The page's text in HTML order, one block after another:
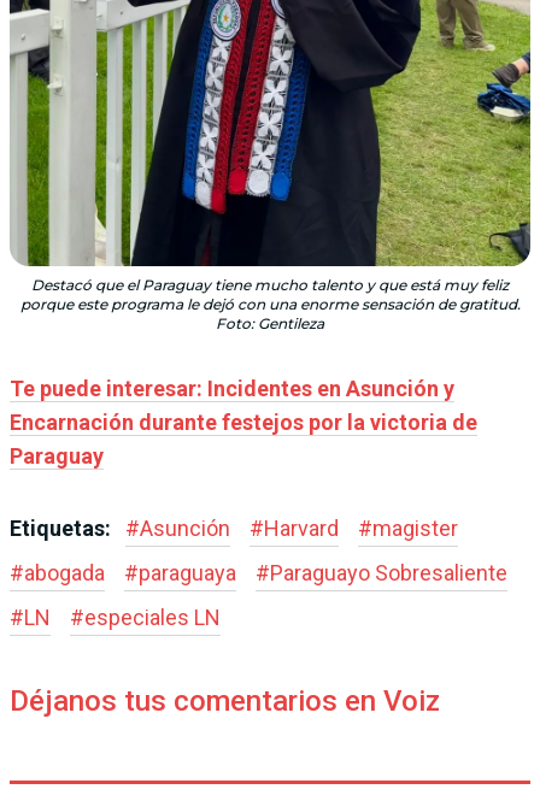
Destacó que el Paraguay tiene mucho talento y que está muy feliz
porque este programa le dejó con una enorme sensación de gratitud.
Foto: Gentileza
Te puede interesar: Incidentes en Asunción y
Encarnación durante festejos por la victoria de
Paraguay
Etiquetas: #Asunción #Harvard #magister
#abogada #paraguaya #Paraguayo Sobresaliente
#LN #especiales LN
Déjanos tus comentarios en Voiz